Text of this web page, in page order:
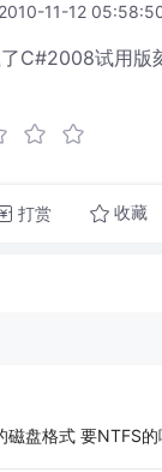
2010-11-12
C#2008试用版
打赏 收藏
磁盘格式 要NTFS